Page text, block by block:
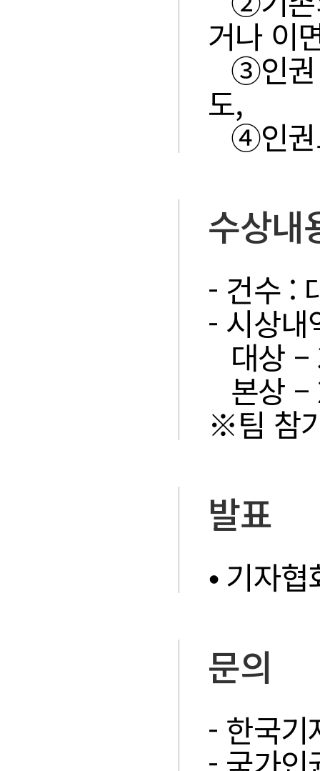
거나 이
③인권
도,
④인권
수상내
- 건수 :
- 시상내
대상
본상
※팀 참
발표
⦁ 기자
문의
- 한국